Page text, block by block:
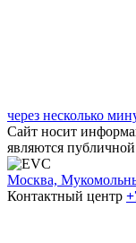
через несколько
Сайт носит
являются
Москва,
Контактный центр